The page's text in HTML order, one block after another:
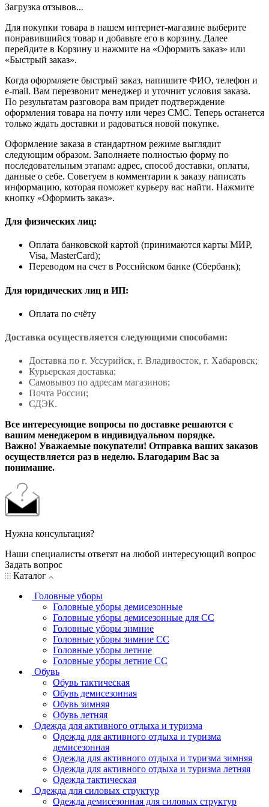
Загрузка отзывов...
Для покупки товара в нашем интернет-магазине выберите
понравившийся товар и добавьте его в корзину. Далее
перейдите в Корзину и нажмите на «Оформить заказ» или
«Быстрый заказ».
Когда оформляете быстрый заказ, напишите ФИО, телефон и
e-mail. Вам перезвонит менеджер и уточнит условия заказа.
По результатам разговора вам придет подтверждение
оформления товара на почту или через СМС. Теперь останется
только ждать доставки и радоваться новой покупке.
Оформление заказа в стандартном режиме выглядит
следующим образом. Заполняете полностью форму по
последовательным этапам: адрес, способ доставки, оплаты,
данные о себе. Советуем в комментарии к заказу написать
информацию, которая поможет курьеру вас найти. Нажмите
кнопку «Оформить заказ».
Для физических лиц:
Оплата банковской картой (принимаются карты МИР,
Visa, MasterCard);
Переводом на счет в Российском банке (Сбербанк);
Для юридических лиц и ИП:
Оплата по счёту
Доставка осуществляется следующими способами:
Доставка по г. Уссурийск, г. Владивосток, г. Хабаровск;
Курьерская доставка;
Самовывоз по адресам магазинов;
Почта России;
СДЭК.
Все интересующие вопросы по доставке решаются с
вашим менеджером в индивидуальном порядке.
Важно! Уважаемые покупатели! Отправка ваших заказов
осуществляется раз в неделю. Благодарим Вас за
понимание.
Нужна консультация?
Наши специалисты ответят на любой интересующий вопрос
Задать вопрос
Каталог
Головные уборы
Головные уборы демисезонные
Головные уборы демисезонные для СС
Головные уборы зимние
Головные уборы зимние СС
Головные уборы летние
Головные уборы летние СС
Обувь
Обувь тактическая
Обувь демисезонная
Обувь зимняя
Обувь летняя
Одежда для активного отдыха и туризма
Одежда для активного отдыха и туризма
демисезонная
Одежда для активного отдыха и туризма зимняя
Одежда для активного отдыха и туризма летняя
Одежда тактическая
Одежда для силовых структур
Одежда демисезонная для силовых структур